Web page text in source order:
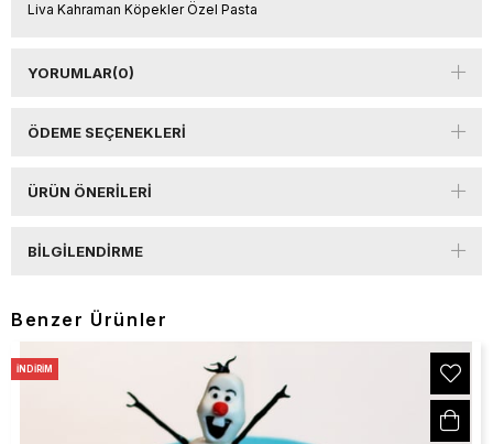
Liva Kahraman Köpekler Özel Pasta
YORUMLAR(0)
ÖDEME SEÇENEKLERI
ÜRÜN ÖNERILERI
BILGILENDIRME
Benzer Ürünler
İNDIRIM